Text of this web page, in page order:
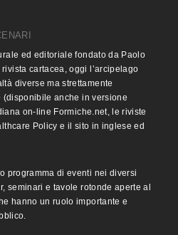
ed editoriale fondato da Paolo
cartacea, oggi l’arcipelago
diverse ma strettamente
anche in versione
on-line Formiche.net, le riviste
Policy e il sito in inglese ed
programma di eventi nei diversi
seminari e tavole rotonde aperte al
hanno un ruolo importante e